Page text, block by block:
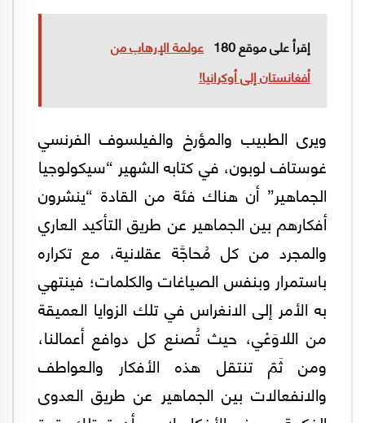
إقرأ على موقع 180
عولمة الإرهاب من
أفغانستان إلى أوكرانيا!
ويرى الطبيب والمؤرخ والفيلسوف الفرنسي
غوستاف لوبون، في كتابه الشهير “سيكولوجيا
الجماهير” أن هناك فئة من القادة “ينشرون
أفكارهم بين الجماهير عن طريق التأكيد العاري
والمجرد من كل مُحاجَّة عقلانية، مع تكراره
باستمرار وبنفس الصياغات والكلمات؛ فينتهي
به الأمر إلى الانغراس في تلك الزوايا العميقة
من اللاوَعْي، حيث تُصنع كل دوافع أعمالنا،
ومن ثَمّ تنتقل هذه الأفكار والعواطف
والانفعالات بين الجماهير عن طريق العدوى